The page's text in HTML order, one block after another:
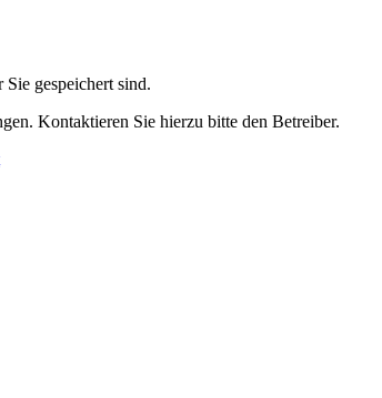
gespeichert sind.
Kontaktieren Sie hierzu bitte den Betreiber.